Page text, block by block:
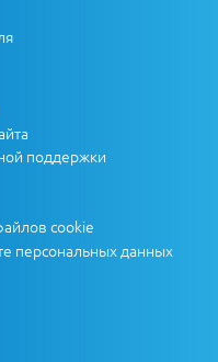
поддержки
cookie
персональных данных